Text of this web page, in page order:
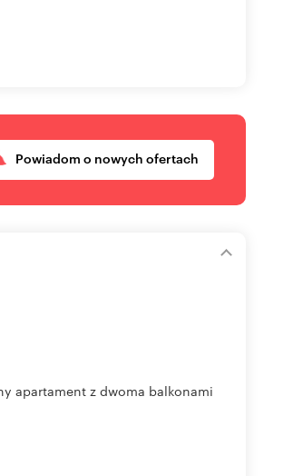
Powiadom o nowych ofertach
apartament z dwoma balkonami